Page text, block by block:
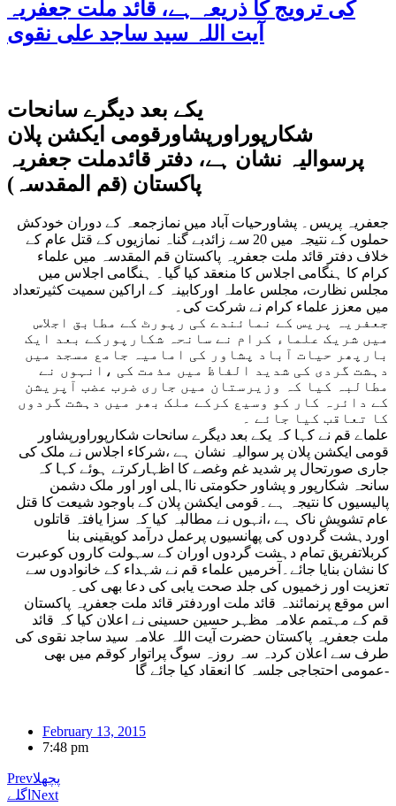
کی ترویج کا ذریعہ ہے، قائد ملت جعفریہ
آیت اللہ سید ساجد علی نقوی
یکے بعد دیگرے سانحات
شکارپوراورپشاورقومی ایکشن پلان
پرسوالیہ نشان ہے، دفتر قائدملت جعفریہ
پاکستان (قم المقدسہ)
حملوں کے نتیجہ میں 20 سے زائدبے گناہ نمازیوں کے قتل عام کے
خلاف دفتر قائد ملت جعفریہ پاکستان قم المقدسہ میں علماء
کرام کا ہنگامی اجلاس کا منعقد کیا گیا۔ ہنگامی اجلاس میں
مجلس نظارت، مجلس عاملہ اورکابینہ کے اراکین سمیت کثیرتعداد
میں معزز علماء کرام نے شرکت کی۔
جعفریہ پریس کے نمائندے کی رپورٹ کے مطابق اجلاس
میں شریک علماء کرام نے سانحہ شکارپورکے بعد ایک
بارپھر حیات آباد پشاور کی امامیہ جامع مسجد میں
دہشت گردی کی شدید الفاظ میں مذمت کی ،انہوں نے
مطالبہ کیا کہ وزیرستان میں جاری ضرب عضب آپریشن
کے دائرہ کار کو وسیع کرکے ملک بھر میں دہشت گردوں
کا تعاقب کیا جائے ۔
علماے قم نے کہا کہ یکے بعد دیگرے سانحات شکارپوراورپشاور
قومی ایکشن پلان پر سوالیہ نشان ہے ،شرکاء اجلاس نے ملک کی
جاری صورتحال پر شدید غم وغصے کا اظہارکرتے ہوئے کہا کہ
سانحہ شکارپور و پشاور حکومتی نااہلی اور اور ملک دشمن
پالیسیوں کا نتیجہ ہے۔قومی ایکشن پلان کے باوجود شیعت کا قتل
عام تشویش ناک ہے ،انہوں نے مطالبہ کیا کہ سزا یافتہ قاتلوں
اوردہشت گردوں کی پھانسیوں پرعمل درآمد کویقینی بنا
کربلاتفریق تمام دہشت گردوں اوران کے سہولت کاروں کوعبرت
کا نشان بنایا جائے۔آخرمیں علماء قم نے شہداء کے خانوادوں سے
تعزیت اور زخمیوں کی جلد صحت یابی کی دعا بھی کی۔
اس موقع پرنمائندہ قائد ملت اوردفتر قائد ملت جعفریہ پاکستان
قم کے مہتمم علامہ مظہر حسین حسینی نے اعلان کیا کہ قائد
ملت جعفریہ پاکستان حضرت آیت اللہ علامہ سید ساجد نقوی کی
طرف سے اعلان کردہ سہ روزہ سوگ پراتوار کوقم میں بھی
عمومی احتجاجی جلسہ کا انعقاد کیا جائے گا-
February 13, 2015
7:48 pm
Prevپچھلا
اگلے Next